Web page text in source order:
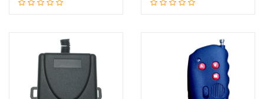
Adauga in cos Adauga in cos